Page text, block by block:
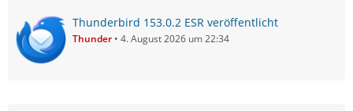
Thunderbird 153.0.2 ESR veröffentlicht
Thunder 4. August 2026 um 22:34